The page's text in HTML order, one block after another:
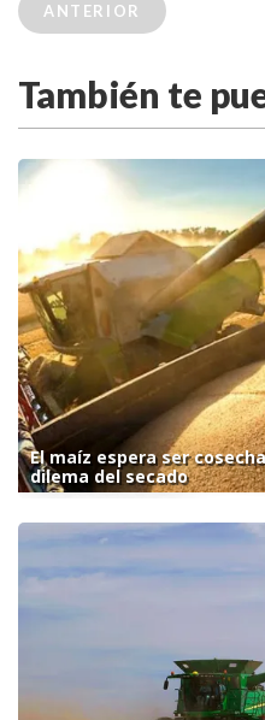
ANTERIOR
También te
El maíz espera ser
dilema del secado